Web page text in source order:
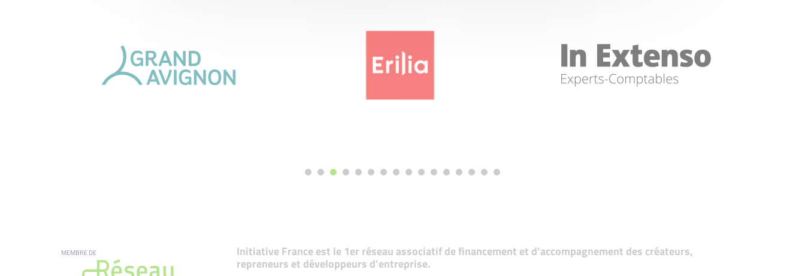
MEMBRE DE Initiative France est le 1er réseau associatif de financement et d’accompagnement des créateurs,
repreneurs et développeurs d’entreprise.